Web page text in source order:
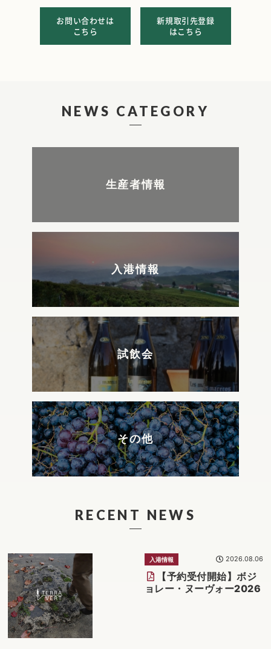
お問い合わせは
こちら
新規取引先登録
はこちら
NEWS CATEGORY
生産者情報
入港情報
試飲会
その他
RECENT NEWS
【予約受付開始】ボジ
ョレー・ヌーヴォー2026
入港情報 2026.08.06